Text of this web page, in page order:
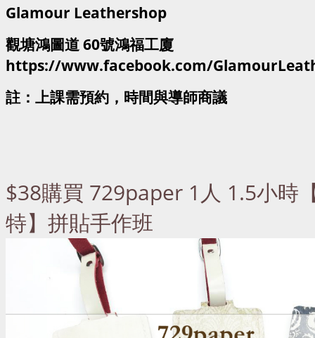
Glamour Leathershop
觀塘鴻圖道 60號鴻福工廈
https://www.facebook.com/
註：上課需預約，時間與導師商議
$38購買 729paper 1人 1.5小時
特】拼貼手作班